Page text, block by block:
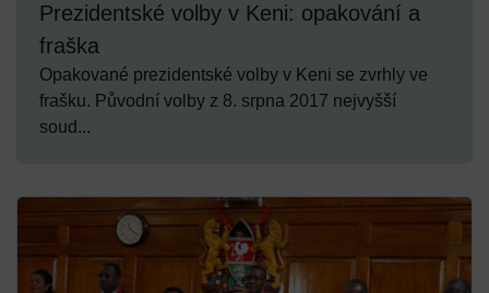
Prezidentské volby v Keni: opakování a
fraška
Opakované prezidentské volby v Keni se zvrhly ve
frašku. Původní volby z 8. srpna 2017 nejvyšší
soud...